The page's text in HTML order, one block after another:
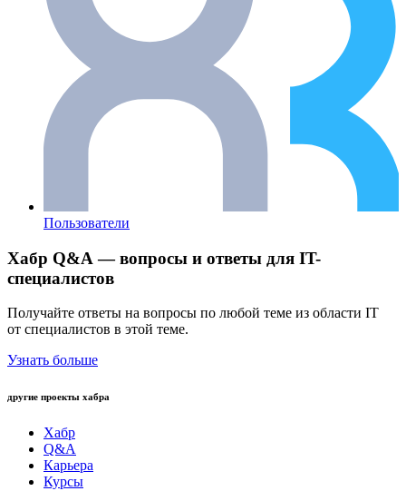
Пользователи
Хабр Q&A — вопросы и ответы для IT-
специалистов
Получайте ответы на вопросы по любой теме из области IT
от специалистов в этой теме.
Узнать больше
другие проекты хабра
Хабр
Q&A
Карьера
Курсы